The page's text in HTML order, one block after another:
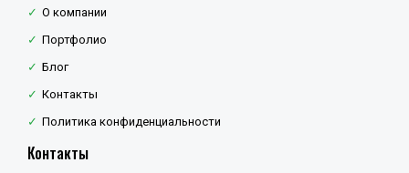
О компании
Портфолио
Блог
Контакты
Политика конфиденциальности
Контакты